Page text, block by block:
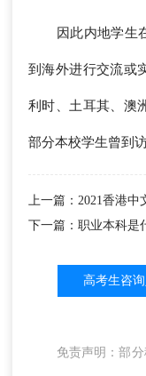
因此内地学生
到海外进行交流或
利时、土耳其、澳
部分本校学生曾到
上一篇：2021香港中
高考生咨询
免责声明：部